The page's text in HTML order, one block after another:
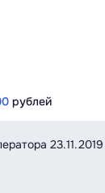
рублей